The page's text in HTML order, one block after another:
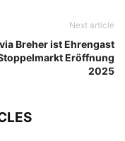
Next article
Breher ist Ehrengast
Eröffnung
2025